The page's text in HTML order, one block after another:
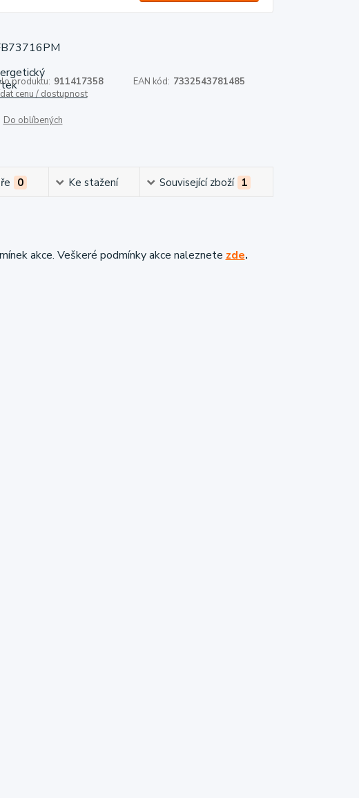
produktu: 911417358 EAN kód: 7332543781485
cenu / dostupnost
Do oblíbených
0 Ke stažení Související zboží 1
akce. Veškeré podmínky akce naleznete zde.